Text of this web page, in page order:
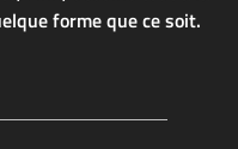
forme que ce soit.